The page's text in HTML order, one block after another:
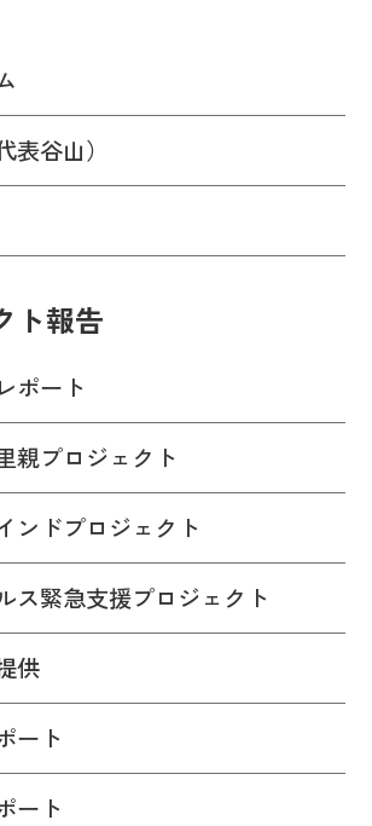
表谷山）
ト報告
ポート
親プロジェクト
ンドプロジェクト
ス緊急支援プロジェクト
供
ート
ート